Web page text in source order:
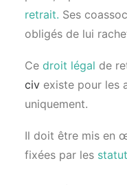
retrait. Ses
obligés de lui
Ce droit légal de
civ existe pour les
uniquement.
Il doit être mis en
fixées par les